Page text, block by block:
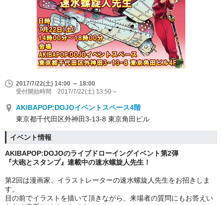
2017/7/22(土) 14:00 ～ 18:00
受付開始時間 2017/7/22(土) 13:50～
AKIBAPOP:DOJOイベントスペース4階
東京都千代田区外神田3-13-8 東京角田ビル
イベント情報
AKIBAPOP:DOJOのライブドローイングイベント第2弾
『大砲とスタンプ』連載中の速水螺旋人先生！
第2回は漫画家、イラストレーターの速水螺旋人先生をお招きしま
す。
目の前でイラストを描いて頂きながら、来場者の質問にもお答えい